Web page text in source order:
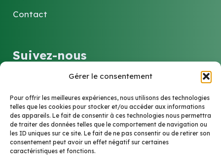
Gérer le consentement
Pour offrir les meilleures expériences, nous utilisons des technologies
telles que les cookies pour stocker et/ou accéder aux informations
des appareils. Le fait de consentir à ces technologies nous permettra
de traiter des données telles que le comportement de navigation ou
les ID uniques sur ce site. Le fait de ne pas consentir ou de retirer son
consentement peut avoir un effet négatif sur certaines
caractéristiques et fonctions.
Contact
Suivez-nous
Contact